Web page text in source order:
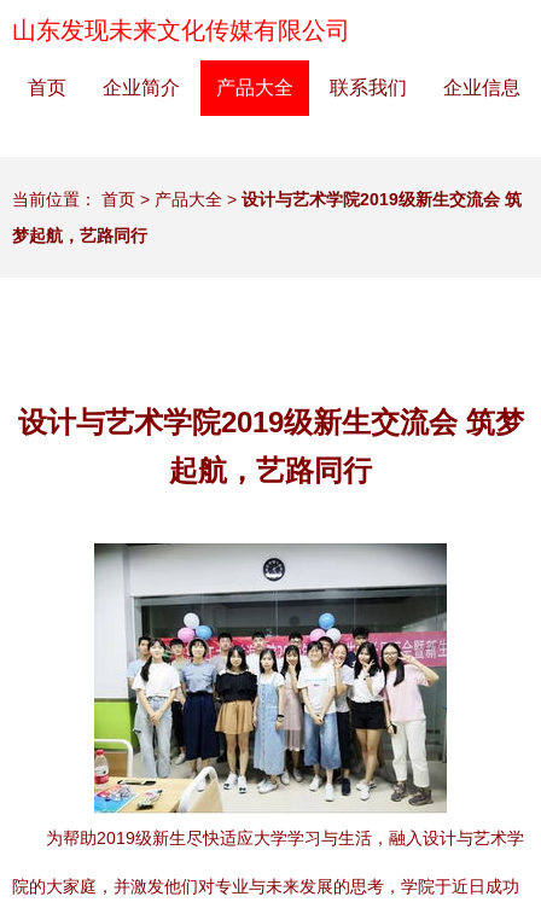
山东发现未来文化传媒有限公司
首页 企业简介 产品大全 联系我们 企业信息
当前位置： 首页 > 产品大全 > 设计与艺术学院2019级新生交流会 筑
梦起航，艺路同行
设计与艺术学院2019级新生交流会 筑梦
起航，艺路同行
为帮助2019级新生尽快适应大学学习与生活，融入设计与艺术学
院的大家庭，并激发他们对专业与未来发展的思考，学院于近日成功